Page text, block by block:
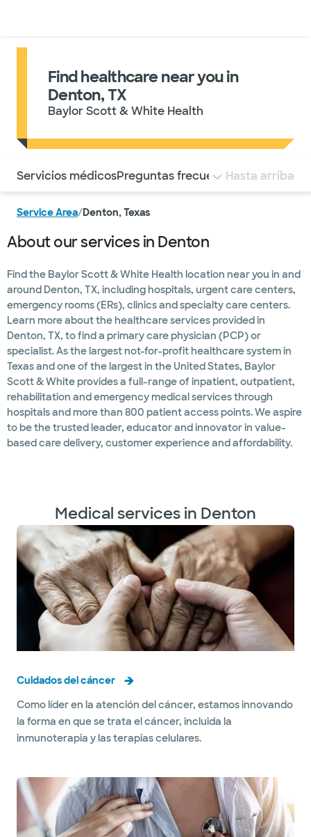
Find healthcare near you in
Denton, TX
Baylor Scott & White Health
Utilice esta navegación para saltar rápidamente a
Servicios médicosPreguntas frecuentesHasta arriba
Service Area/Denton, Texas
About our services in Denton
Find the Baylor Scott & White Health location near you in and
around Denton, TX, including hospitals, urgent care centers,
emergency rooms (ERs), clinics and specialty care centers.
Learn more about the healthcare services provided in
Denton, TX, to find a primary care physician (PCP) or
specialist. As the largest not-for-profit healthcare system in
Texas and one of the largest in the United States, Baylor
Scott & White provides a full-range of inpatient, outpatient,
rehabilitation and emergency medical services through
hospitals and more than 800 patient access points. We aspire
to be the trusted leader, educator and innovator in value-
based care delivery, customer experience and affordability.
Medical services in Denton
Cuidados del cáncer
Como líder en la atención del cáncer, estamos innovando
la forma en que se trata el cáncer, incluida la
inmunoterapia y las terapias celulares.